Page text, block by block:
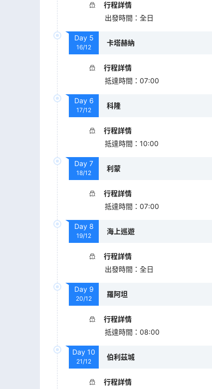
行程詳情
出發時間 ： 全日
Day 5
16/12
卡塔赫納
行程詳情
抵達時間 ： 07:00
Day 6
17/12
科隆
行程詳情
抵達時間 ： 10:00
Day 7
18/12
利蒙
行程詳情
抵達時間 ： 07:00
Day 8
19/12
海上巡遊
行程詳情
出發時間 ： 全日
Day 9
20/12
羅阿坦
行程詳情
抵達時間 ： 08:00
Day 10
21/12
伯利茲城
行程詳情